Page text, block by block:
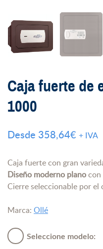
Caja fuerte de
1000
Desde 358,64€ + IVA
Caja fuerte con gran
Diseño moderno planocon
Cierre seleccionable por el
Marca: Ollé
Seleccione modelo: